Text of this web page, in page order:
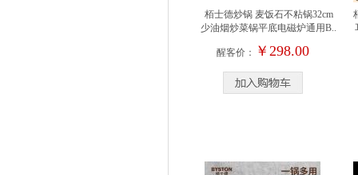
栢士德炒锅 麦饭石不粘锅32cm
少油烟炒菜锅平底电磁炉通用B..
醒客价： ￥298.00